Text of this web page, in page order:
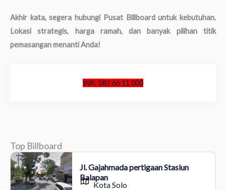
Akhir kata, segera hubungi Pusat Billboard untuk kebutuhan.
Lokasi strategis, harga ramah, dan banyak pilihan titik
pemasangan menanti Anda!
WA: 081 66 11 000
Top Billboard
Jl. Gajahmada pertigaan Stasiun
Balapan
Kota Solo